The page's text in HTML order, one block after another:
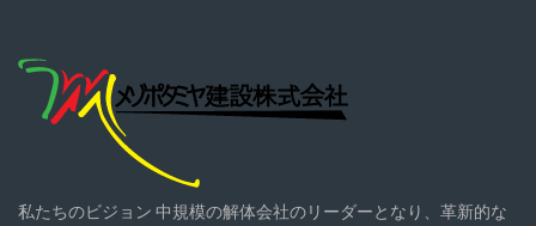
私たちのビジョン 中規模の解体会社のリーダーとなり、革新的な